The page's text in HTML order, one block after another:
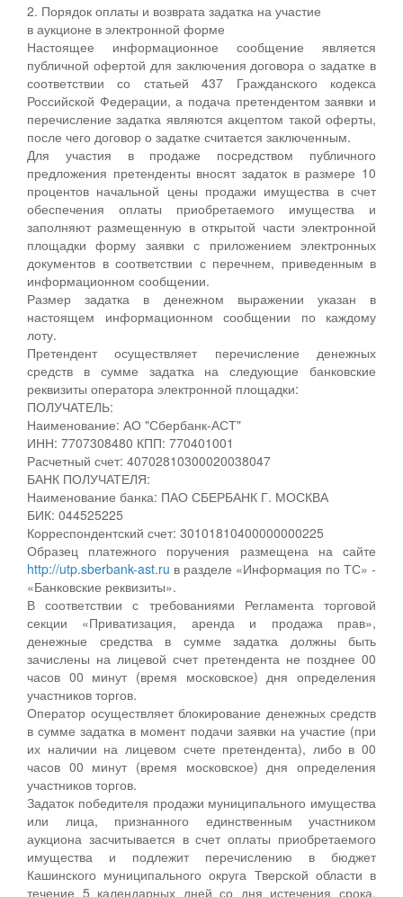
2. Порядок оплаты и возврата задатка на участие
в аукционе в электронной форме
Настоящее информационное сообщение является
публичной офертой для заключения договора о задатке в
соответствии со статьей 437 Гражданского кодекса
Российской Федерации, а подача претендентом заявки и
перечисление задатка являются акцептом такой оферты,
после чего договор о задатке считается заключенным.
Для участия в продаже посредством публичного
предложения претенденты вносят задаток в размере 10
процентов начальной цены продажи имущества в счет
обеспечения оплаты приобретаемого имущества и
заполняют размещенную в открытой части электронной
площадки форму заявки с приложением электронных
документов в соответствии с перечнем, приведенным в
информационном сообщении.
Размер задатка в денежном выражении указан в
настоящем информационном сообщении по каждому
лоту.
Претендент осуществляет перечисление денежных
средств в сумме задатка на следующие банковские
реквизиты оператора электронной площадки:
ПОЛУЧАТЕЛЬ:
Наименование: АО "Сбербанк-АСТ"
ИНН: 7707308480 КПП: 770401001
Расчетный счет: 40702810300020038047
БАНК ПОЛУЧАТЕЛЯ:
Наименование банка: ПАО СБЕРБАНК Г. МОСКВА
БИК: 044525225
Корреспондентский счет: 30101810400000000225
Образец платежного поручения размещена на сайте
http://utp.sberbank-ast.ru в разделе «Информация по ТС» -
«Банковские реквизиты».
В соответствии с требованиями Регламента торговой
секции «Приватизация, аренда и продажа прав»,
денежные средства в сумме задатка должны быть
зачислены на лицевой счет претендента не позднее 00
часов 00 минут (время московское) дня определения
участников торгов.
Оператор осуществляет блокирование денежных средств
в сумме задатка в момент подачи заявки на участие (при
их наличии на лицевом счете претендента), либо в 00
часов 00 минут (время московское) дня определения
участников торгов.
Задаток победителя продажи муниципального имущества
или лица, признанного единственным участником
аукциона засчитывается в счет оплаты приобретаемого
имущества и подлежит перечислению в бюджет
Кашинского муниципального округа Тверской области в
течение 5 календарных дней со дня истечения срока,